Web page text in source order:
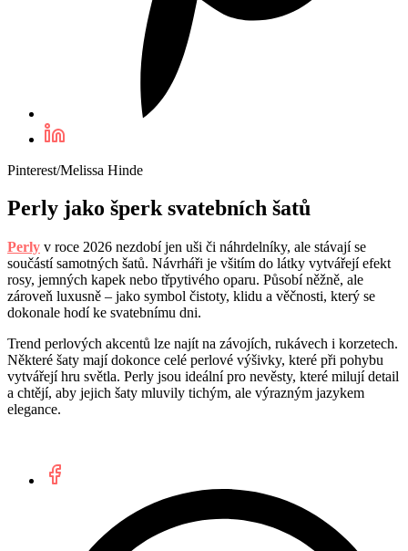
Pinterest/Melissa Hinde
Perly jako šperk svatebních šatů
Perly v roce 2026 nezdobí jen uši či náhrdelníky, ale stávají se
součástí samotných šatů. Návrháři je všitím do látky vytvářejí efekt
rosy, jemných kapek nebo třpytivého oparu. Působí něžně, ale
zároveň luxusně – jako symbol čistoty, klidu a věčnosti, který se
dokonale hodí ke svatebnímu dni.
Trend perlových akcentů lze najít na závojích, rukávech i korzetech.
Některé šaty mají dokonce celé perlové výšivky, které při pohybu
vytvářejí hru světla. Perly jsou ideální pro nevěsty, které milují detail
a chtějí, aby jejich šaty mluvily tichým, ale výrazným jazykem
elegance.